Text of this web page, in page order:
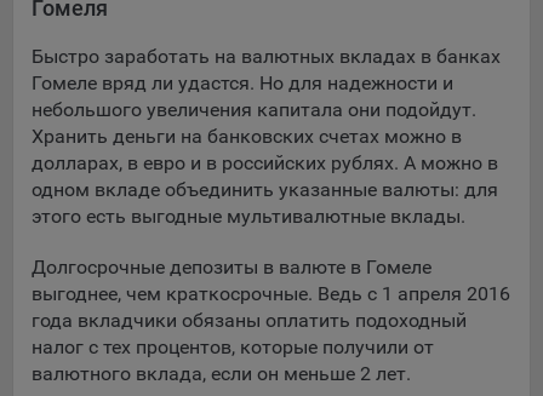
Подобные функции улучшают условия работы
9.3. Файлы cookie предпочтений, например, для настройки
контента. Данные файлы cookie собирают информацию о
выборе пользователя на сайте и его предпочтениях и
позволяют Обществу «запомнить» информацию о
выбранном пользователем городе и других местных
настройках для того, чтобы соответствующим образом
9.4. Аналитические файлы cookie, например
Яндекс.Метрика, Google Analytics. Данные файлы cookie
собирают информацию о том, как пользователь
использовал сайты, и позволяют Обществу вносить в них
улучшения.
Гомеля
Быстро заработать на валютных вкладах в банках
Гомеле вряд ли удастся. Но для надежности и
небольшого увеличения капитала они подойдут.
Хранить деньги на банковских счетах можно в
долларах, в евро и в российских рублях. А можно в
одном вкладе объединить указанные валюты: для
этого есть выгодные мультивалютные вклады.
Долгосрочные депозиты в валюте в Гомеле
выгоднее, чем краткосрочные. Ведь с 1 апреля 2016
года вкладчики обязаны оплатить подоходный
налог с тех процентов, которые получили от
валютного вклада, если он меньше 2 лет.